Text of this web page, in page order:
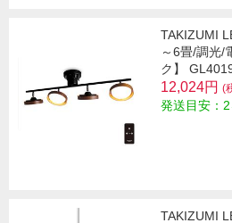
TAKIZUMI
～6畳/調光/
ク】
12,024円 (
発送目安：2
TAKIZUMI